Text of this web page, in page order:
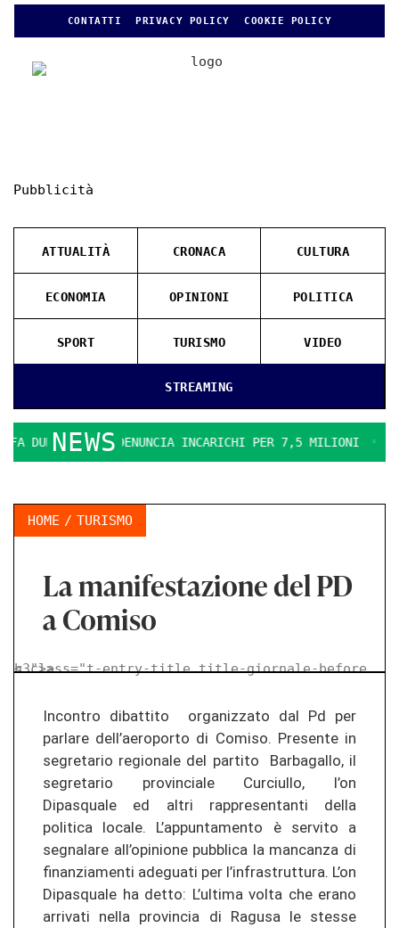
CONTATTI PRIVACY POLICY COOKIE POLICY
Pubblicità
STREAMING
ATTUALITÀ CRONACA CULTURA
ECONOMIA OPINIONI POLITICA
SPORT TURISMO VIDEO
NEWS
IL PD DENUNCIA INCARICHI PER 7,5 MILIONI LA
HOME TURISMO
La manifestazione del PD
a Comiso
< class="t-entry-title title-giornale-before h3">>
Incontro dibattito organizzato dal Pd per
parlare dell’aeroporto di Comiso. Presente in
segretario regionale del partito Barbagallo, il
segretario provinciale Curciullo, l’on
Dipasquale ed altri rappresentanti della
politica locale. L’appuntamento è servito a
segnalare all’opinione pubblica la mancanza di
finanziamenti adeguati per l’infrastruttura. L’on
Dipasquale ha detto: L’ultima volta che erano
arrivati nella provincia di Ragusa le stesse